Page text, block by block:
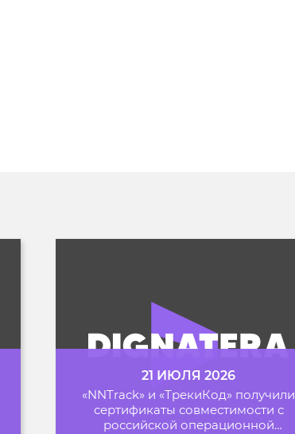
21 ИЮЛЯ 2026
«NNTrack» и «ТрекиКод» получили
сертификаты совместимости с
российской операционной